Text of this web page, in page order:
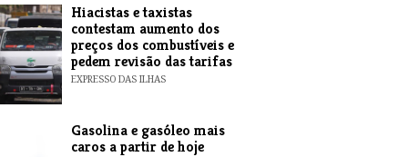
Hiacistas e taxistas
contestam aumento dos
preços dos combustíveis e
pedem revisão das tarifas
EXPRESSO DAS ILHAS
Gasolina e gasóleo mais
caros a partir de hoje